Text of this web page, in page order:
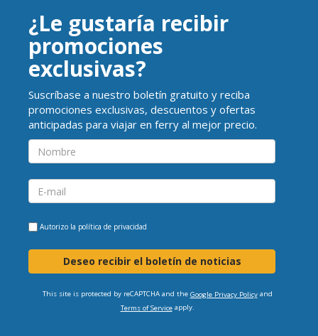
¿Le gustaría recibir
promociones
exclusivas?
Suscríbase a nuestro boletín gratuito y reciba
promociones exclusivas, descuentos y ofertas
anticipadas para viajar en ferry al mejor precio.
Autorizo la política de privacidad
Deseo recibir el boletín de noticias
This site is protected by reCAPTCHA and the Google Privacy Policyand
Terms of Serviceapply.